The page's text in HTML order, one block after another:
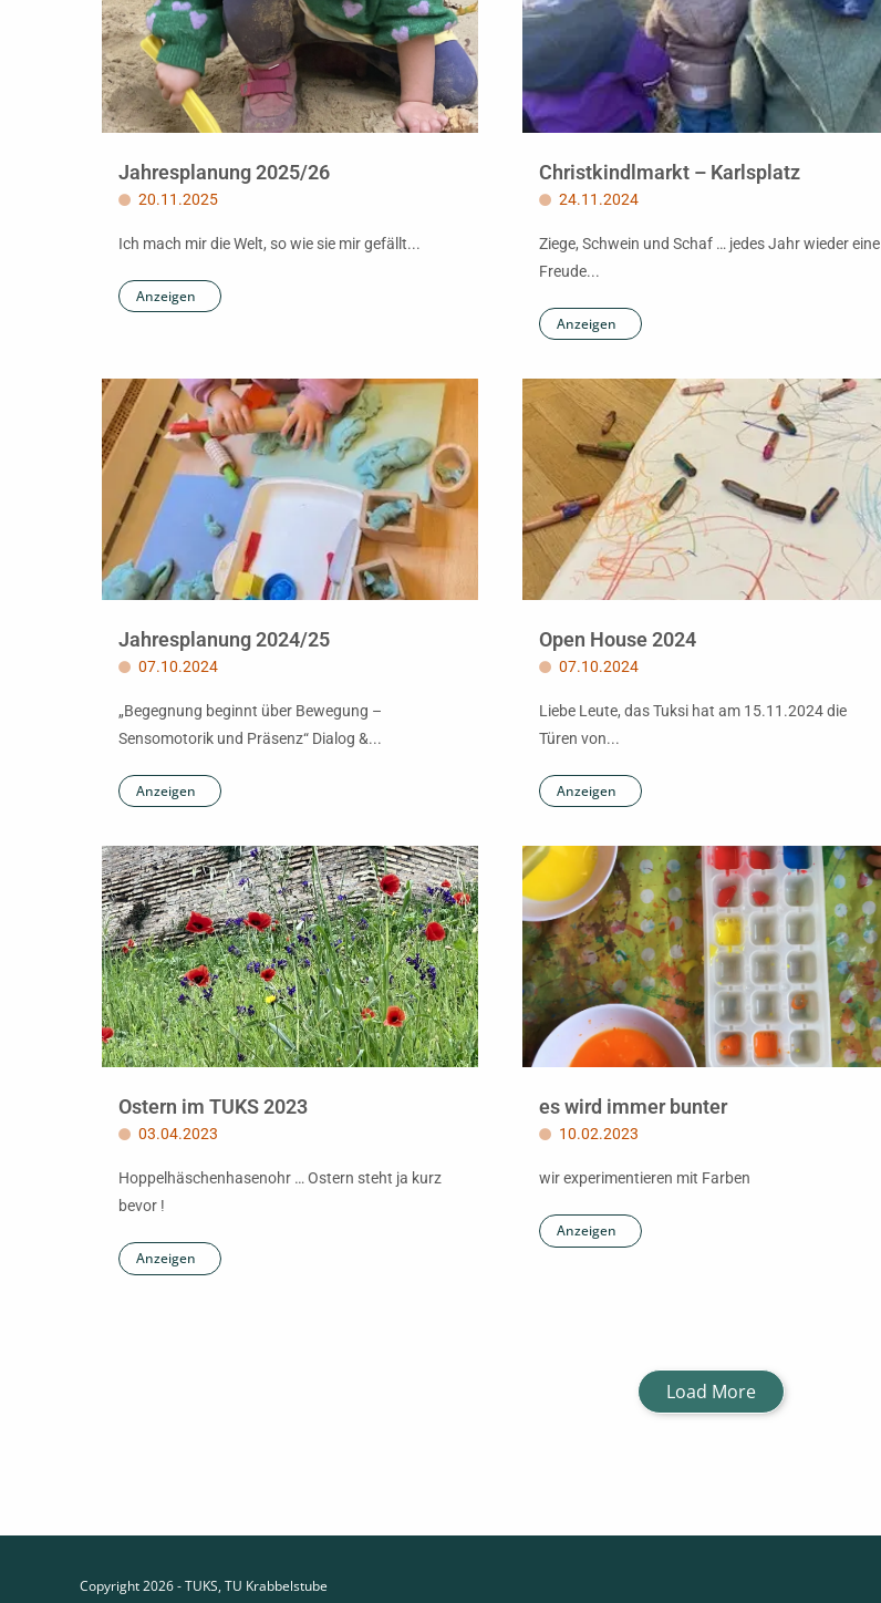
Jahresplanung 2025/26
20.11.2025
Ich mach mir die Welt, so wie sie mir gefällt...
Anzeigen
Christkindlmarkt – Karlsplatz
24.11.2024
Ziege, Schwein und Schaf … jedes Jahr wieder eine
Freude...
Anzeigen
Jahresplanung 2024/25
07.10.2024
„Begegnung beginnt über Bewegung –
Sensomotorik und Präsenz“ Dialog &...
Anzeigen
Open House 2024
07.10.2024
Liebe Leute, das Tuksi hat am 15.11.2024 die
Türen von...
Anzeigen
Ostern im TUKS 2023
03.04.2023
Hoppelhäschenhasenohr … Ostern steht ja kurz
bevor !
Anzeigen
es wird immer bunter
10.02.2023
wir experimentieren mit Farben
Anzeigen
Load More
Copyright 2026 - TUKS, TU Krabbelstube